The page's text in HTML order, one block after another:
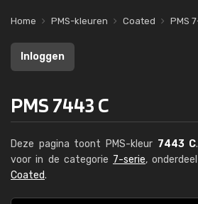
Home PMS-kleuren Coated PMS
Inloggen
PMS 7443 C
Deze pagina toont PMS-kleur 7443 C
voor in de categorie 7-serie,
Coated.